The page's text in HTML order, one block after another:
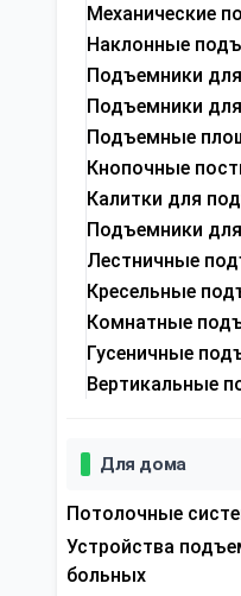
Механические
Наклонные
Подъемники
Подъемники
Подъемные
Кнопочные
Калитки для
Подъемники
Лестничные
Кресельные
Комнатные
Гусеничные
Вертикальные
Для дома
Потолочные
Устройства
больных